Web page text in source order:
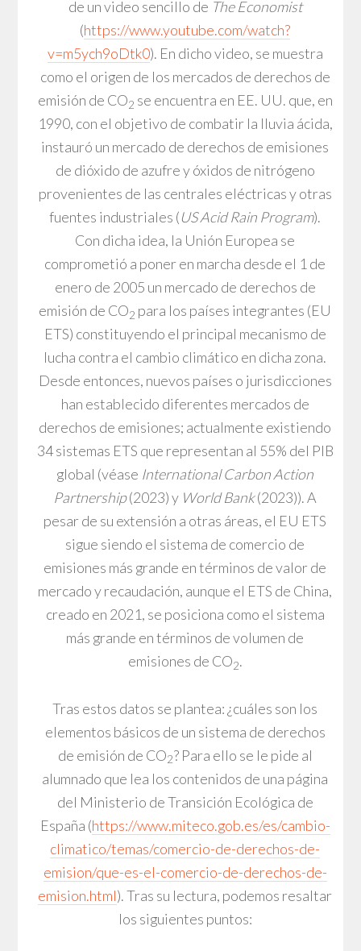
de un video sencillo de The Economist
(https://www.youtube.com/watch?
v=m5ych9oDtk0). En dicho video, se muestra
como el origen de los mercados de derechos de
emisión de CO2 se encuentra en EE. UU. que, en
1990, con el objetivo de combatir la lluvia ácida,
instauró un mercado de derechos de emisiones
de dióxido de azufre y óxidos de nitrógeno
provenientes de las centrales eléctricas y otras
fuentes industriales (US Acid Rain Program).
Con dicha idea, la Unión Europea se
comprometió a poner en marcha desde el 1 de
enero de 2005 un mercado de derechos de
emisión de CO2 para los países integrantes (EU
ETS) constituyendo el principal mecanismo de
lucha contra el cambio climático en dicha zona.
Desde entonces, nuevos países o jurisdicciones
han establecido diferentes mercados de
derechos de emisiones; actualmente existiendo
34 sistemas ETS que representan al 55% del PIB
global (véase International Carbon Action
Partnership(2023) y World Bank(2023)). A
pesar de su extensión a otras áreas, el EU ETS
sigue siendo el sistema de comercio de
emisiones más grande en términos de valor de
mercado y recaudación, aunque el ETS de China,
creado en 2021, se posiciona como el sistema
más grande en términos de volumen de
emisiones de CO2.
Tras estos datos se plantea: ¿cuáles son los
elementos básicos de un sistema de derechos
de emisión de CO2? Para ello se le pide al
alumnado que lea los contenidos de una página
del Ministerio de Transición Ecológica de
España (https://www.miteco.gob.es/es/cambio-
climatico/temas/comercio-de-derechos-de-
emision/que-es-el-comercio-de-derechos-de-
emision.html). Tras su lectura, podemos resaltar
los siguientes puntos: